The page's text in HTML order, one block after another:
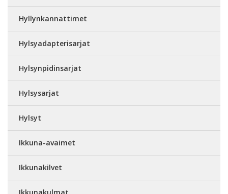
Hyllynkannattimet
Hylsyadapterisarjat
Hylsynpidinsarjat
Hylsysarjat
Hylsyt
Ikkuna-avaimet
Ikkunakilvet